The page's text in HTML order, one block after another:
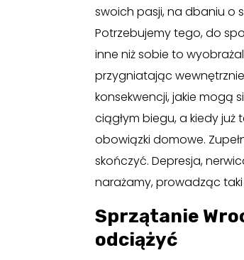
swoich pasji, na dbaniu o
Potrzebujemy tego, do
inne niż sobie to
przygniatając
konsekwencji, jakie mogą
ciągłym biegu, a kiedy
obowiązki domowe.
skończyć. Depresja,
narażamy, prowadząc
Sprzątanie
odciążyć